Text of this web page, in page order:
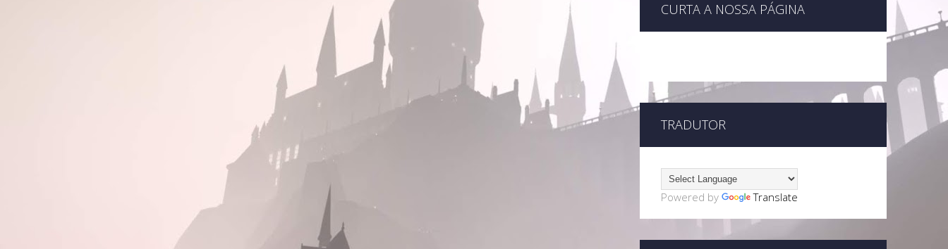
CURTA A NOSSA PÁGINA
TRADUTOR
Powered by Translate